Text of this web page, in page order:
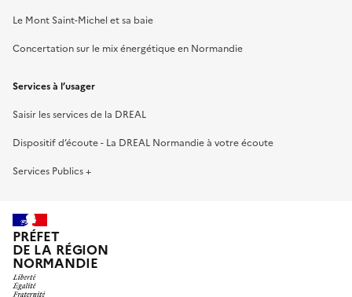
Le Mont Saint-Michel et sa baie
Concertation sur le mix énergétique en Normandie
Services à l’usager
Saisir les services de la DREAL
Dispositif d’écoute - La DREAL Normandie à votre écoute
Services Publics +
PRÉFET
DE LA RÉGION
NORMANDIE